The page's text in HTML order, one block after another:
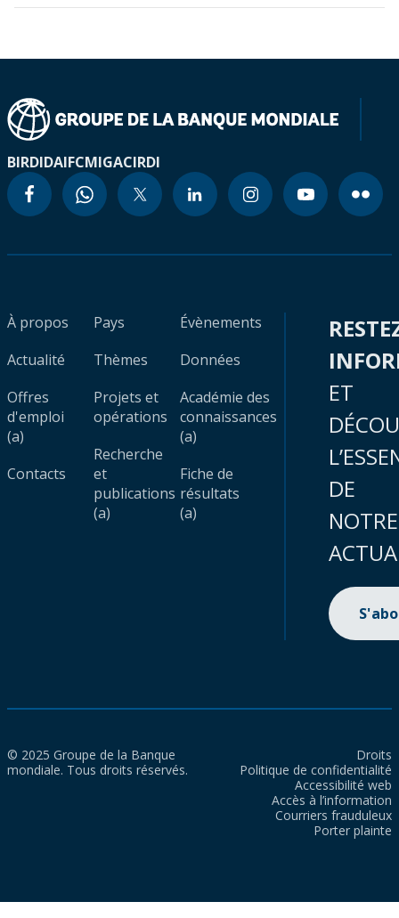
BIRDIDAIFCMIGACIRDI
À propos
Actualité
Offres
d'emploi
(a)
Contacts
Pays
Thèmes
Projets et
opérations
Recherche
et
publications
(a)
Évènements
Données
Académie des
connaissances
(a)
Fiche de
résultats
(a)
ET
DE
NOTRE
© 2025 Groupe de la Banque
mondiale. Tous droits réservés.
Droits
Politique de confidentialité
Accessibilité web
Accès à l’information
Courriers frauduleux
Porter plainte